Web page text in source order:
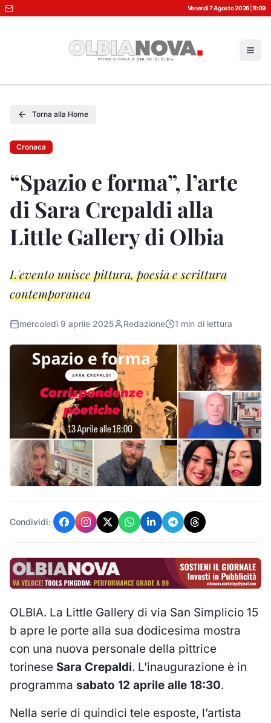
Venerdì 7 Agosto 2026 11:09
Torna alla Home
Cronaca
“Spazio e forma”, l’arte
di Sara Crepaldi alla
Little Gallery di Olbia
L'evento unisce pittura, poesia e scrittura
contemporanea
mercoledì 9 aprile 2025 Redazione 1 min di lettura
Condividi:
OLBIA. La Little Gallery di via San Simplicio 15
b apre le porte alla sua dodicesima mostra
con una nuova personale della pittrice
torinese Sara Crepaldi. L’inaugurazione è in
programma sabato 12 aprile alle 18:30.
Nella serie di quindici tele esposte, l’artista